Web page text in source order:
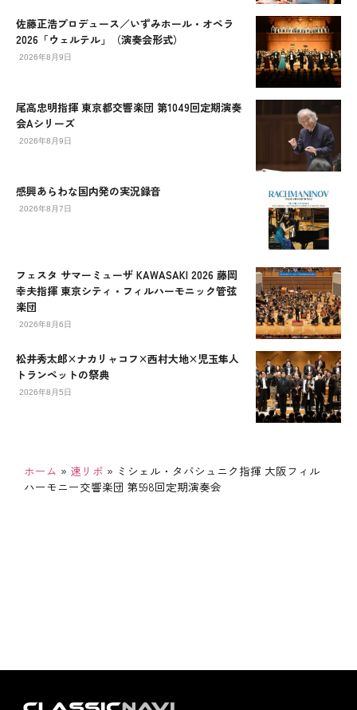
佐藤正浩プロデュース／いずみホール・オペラ
2026「ウェルテル」（演奏会形式）
2026年8月9日
尾高忠明指揮 東京都交響楽団 第1049回定期演奏
会Aシリーズ
2026年8月9日
感興あらわな国内発の実況録音
2026年8月7日
フェスタ サマーミューザ KAWASAKI 2026 藤岡
幸夫指揮 東京シティ・フィルハーモニック管弦
楽団
2026年8月6日
松井秀太郎×ナカリャコフ×西村大地×児玉隼人
トランペットの祭典
2026年8月5日
ホーム » 速リポ » ミシェル・タバシュニク指揮 大阪フィル
ハーモニー交響楽団 第598回定期演奏会